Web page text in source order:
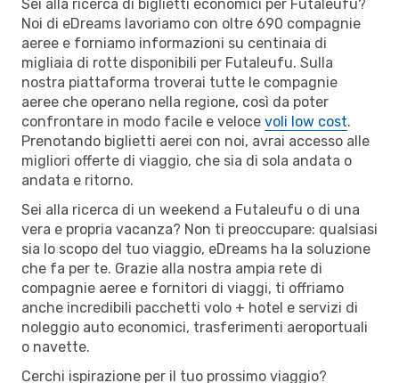
Sei alla ricerca di biglietti economici per Futaleufu?
Noi di eDreams lavoriamo con oltre 690 compagnie
aeree e forniamo informazioni su centinaia di
migliaia di rotte disponibili per Futaleufu. Sulla
nostra piattaforma troverai tutte le compagnie
aeree che operano nella regione, così da poter
confrontare in modo facile e veloce voli low cost.
Prenotando biglietti aerei con noi, avrai accesso alle
migliori offerte di viaggio, che sia di sola andata o
andata e ritorno.
Sei alla ricerca di un weekend a Futaleufu o di una
vera e propria vacanza? Non ti preoccupare: qualsiasi
sia lo scopo del tuo viaggio, eDreams ha la soluzione
che fa per te. Grazie alla nostra ampia rete di
compagnie aeree e fornitori di viaggi, ti offriamo
anche incredibili pacchetti volo + hotel e servizi di
noleggio auto economici, trasferimenti aeroportuali
o navette.
Cerchi ispirazione per il tuo prossimo viaggio?